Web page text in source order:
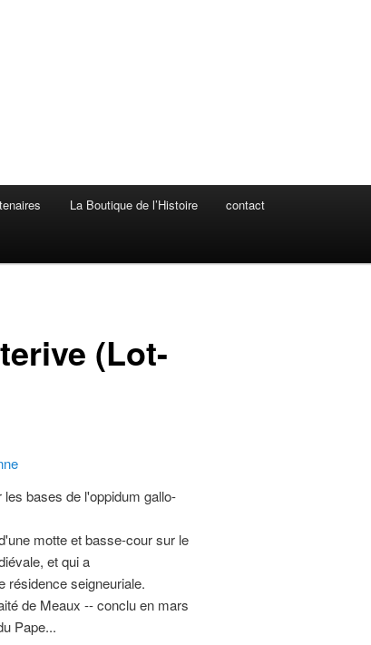
La Boutique de l’Histoire contact
(Lot-
bases de l'oppidum gallo-
motte et basse-cour sur le
et qui a
résidence seigneuriale.
de Meaux -- conclu en mars
Pape...